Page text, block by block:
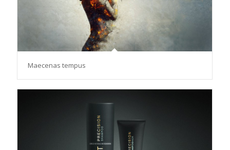
Maecenas tempus